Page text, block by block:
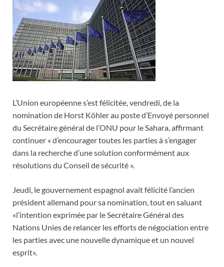
L’Union européenne s’est félicitée, vendredi, de la
nomination de Horst Köhler au poste d’Envoyé personnel
du Secrétaire général de l’ONU pour le Sahara, affirmant
continuer « d’encourager toutes les parties à s’engager
dans la recherche d’une solution conformément aux
résolutions du Conseil de sécurité ».
Jeudi, le gouvernement espagnol avait félicité l’ancien
président allemand pour sa nomination, tout en saluant
«l’intention exprimée par le Secrétaire Général des
Nations Unies de relancer les efforts de négociation entre
les parties avec une nouvelle dynamique et un nouvel
esprit».